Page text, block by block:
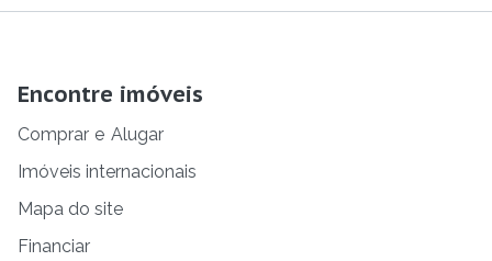
Encontre imóveis
Comprar e Alugar
Imóveis internacionais
Mapa do site
Financiar